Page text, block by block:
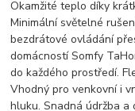
Okamžité teplo díky
Minimální světelné
bezdrátové ovládání
domácností Somfy
do každého prostředí.
Vhodný pro venkovní i
hluku. Snadná údržba